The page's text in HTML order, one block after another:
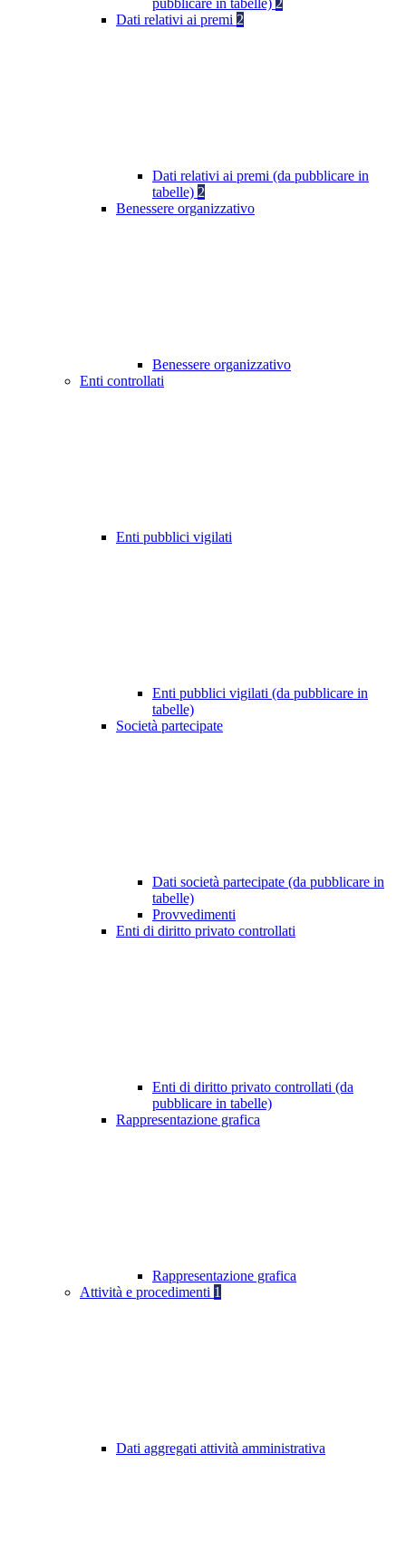
pubblicare in tabelle) 2
Dati relativi ai premi 2
Dati relativi ai premi (da pubblicare in
tabelle) 2
Benessere organizzativo
Benessere organizzativo
Enti controllati
Enti pubblici vigilati
Enti pubblici vigilati (da pubblicare in
tabelle)
Società partecipate
Dati società partecipate (da pubblicare in
tabelle)
Provvedimenti
Enti di diritto privato controllati
Enti di diritto privato controllati (da
pubblicare in tabelle)
Rappresentazione grafica
Rappresentazione grafica
Attività e procedimenti 1
Dati aggregati attività amministrativa